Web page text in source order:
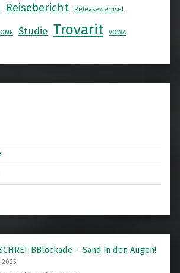
Reisebericht Releasewechsel
Studie Trovarit VÖWA
BBlockade – Sand in den Augen!